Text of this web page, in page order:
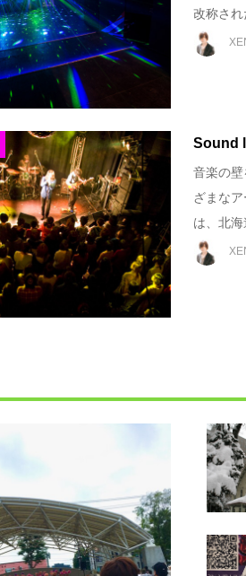
改称され
Sound
音楽の
ざまな
は、北海